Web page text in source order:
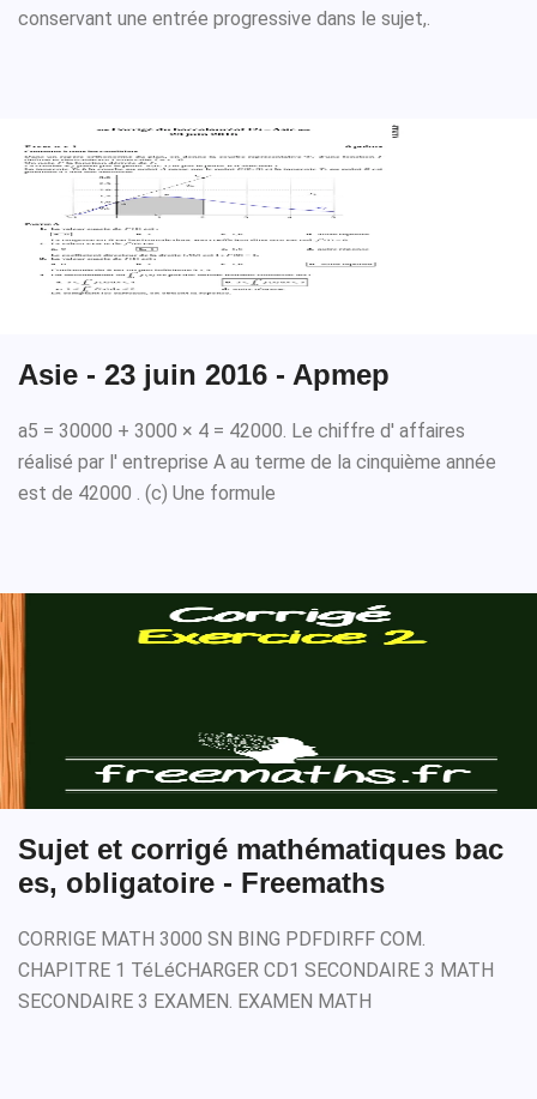
conservant une entrée progressive dans le sujet,.
Asie - 23 juin 2016 - Apmep
a5 = 30000 + 3000 × 4 = 42000. Le chiffre d' affaires
réalisé par l' entreprise A au terme de la cinquième année
est de 42000 . (c) Une formule
Sujet et corrigé mathématiques bac
es, obligatoire - Freemaths
CORRIGE MATH 3000 SN BING PDFDIRFF COM.
CHAPITRE 1 TéLéCHARGER CD1 SECONDAIRE 3 MATH
SECONDAIRE 3 EXAMEN. EXAMEN MATH